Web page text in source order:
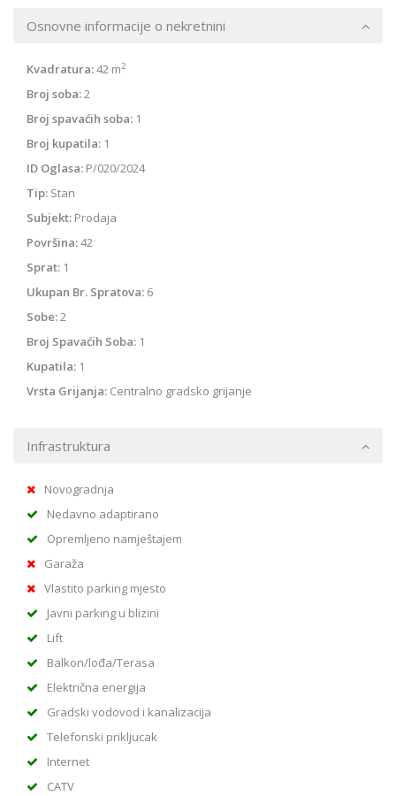
Osnovne informacije o nekretnini
Kvadratura:42 m2
Broj soba:2
Broj spavaćih soba: 1
Broj kupatila: 1
ID Oglasa: P/020/2024
Tip: Stan
Subjekt: Prodaja
Površina:42
Sprat: 1
Ukupan Br. Spratova: 6
Sobe:2
Broj Spavaćih Soba: 1
Kupatila: 1
Vrsta Grijanja: Centralno gradsko grijanje
Infrastruktura
Novogradnja
Nedavno adaptirano
Opremljeno namještajem
Garaža
Vlastito parking mjesto
Javni parking u blizini
Lift
Balkon/lođa/Terasa
Električna energija
Gradski vodovod i kanalizacija
Telefonski prikljucak
Internet
CATV